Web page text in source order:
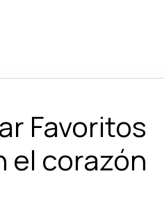
Favoritos
el corazón